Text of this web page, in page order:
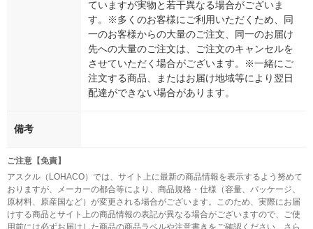
ていますが実物と若干異なる場合がございま
す。※多くのお客様にご利用いただくため、同
一のお客様からの大量のご注文、同一のお届け
先への大量のご注文は、ご注文のキャンセルを
させていただく場合がございます。※一緒にご
注文する商品、またはお届け地域等により翌日
配達ができない場合があります。
備考
ご注意【免責】
アスクル（LOHACO）では、サイト上に最新の商品情報を表示するよう努めて
おりますが、メーカーの都合等により、商品規格・仕様（容量、パッケージ、
原材料、原産国など）が変更される場合がございます。このため、実際にお届
けする商品とサイト上の商品情報の表記が異なる場合がございますので、ご使